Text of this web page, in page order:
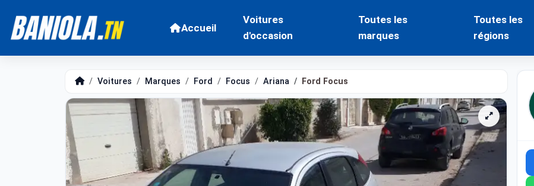
Accueil
Voitures
d'occasion
Toutes les
marques
Toutes les
régions
Voitures Marques Ford Focus Ariana Ford Focus